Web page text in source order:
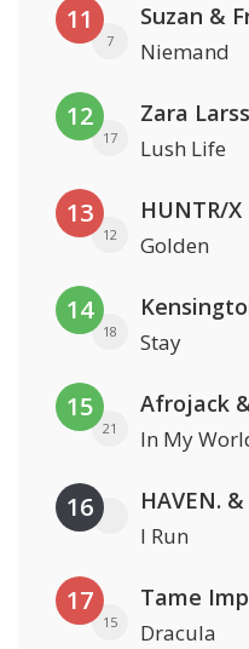
11
7
Suzan &
Niemand
12
17
Zara
Lush Life
13
12
HUNTR/X
Golden
14
18 Stay
15
21
Afrojack
In My
16 HAVEN.
I Run
17
15
Tame
Dracula